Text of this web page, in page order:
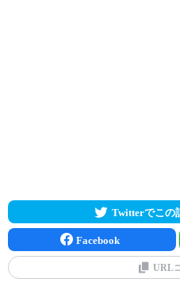
Twitterでこの
Facebook
URL